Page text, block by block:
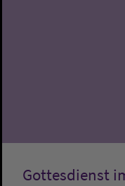
Gottesdienst